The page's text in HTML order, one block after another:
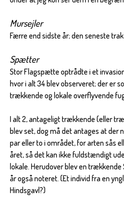
Mursejler
Færre end sidste år; den seneste
Spætter
Stor Flagspætte optrådte i et
hvor i alt 34 blev observeret; der er
trækkende og lokale overflyvende
I alt 2, antageligt trækkende (eller
blev set, dog må det antages at der
par eller to i området, for arten sås
året, så det kan ikke fuldstændigt
lokale. Herudover blev en
år også noteret. (Et individ fra en
Hindsgavl?)